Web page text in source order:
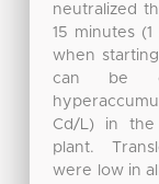
neutralized
15 minutes
when
can be
Cd/L) in
plant.
were low in